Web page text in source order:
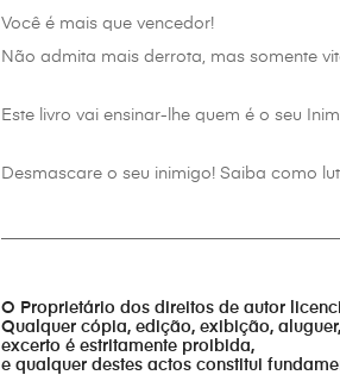
Você é mais que vencedor!
Não admita mais derrota, mas somente
Este livro vai ensinar-lhe quem é o seu
Desmascare o seu inimigo! Saiba como
O Proprietário dos direitos de autor
Qualquer cópia, edição, exibição,
excerto é estritamente proibida,
e qualquer destes actos constitui